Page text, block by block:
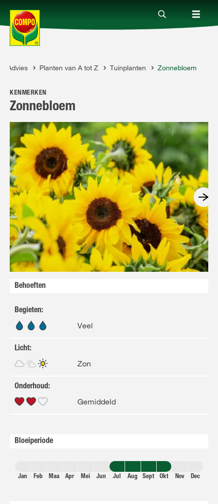
Producten
Advies
Thema's
Tot je dienst
Onderneming
Advies Planten van A tot Z Tuinplanten Zonnebloem
KENMERKEN
Zonnebloem
Behoeften
Begieten:
Veel
Licht:
Zon
Onderhoud:
Gemiddeld
Bloeiperiode
Jan Feb Maa Apr Mei Jun Jul Aug Sept Okt Nov Dec